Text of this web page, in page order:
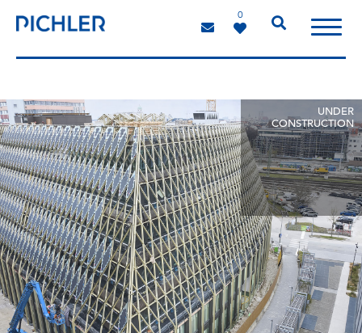
0
UNDER
CONSTRUCTION